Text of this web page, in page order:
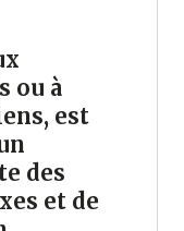
ou à
est
des
et de